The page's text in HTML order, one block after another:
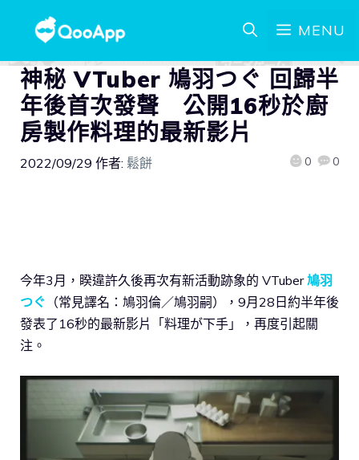
MENU
神秘 VTuber 鳩羽つぐ 回歸半
年後首次發聲 公開16秒於廚
房製作料理的最新影片
2022/09/29 作者: 鬆餅 0 0
今年3月，睽違許久後再次有新活動跡象的 VTuber鳩羽
つぐ （常見譯名：鳩羽倫／鳩羽嗣），9月28日約半年後
發表了16秒的最新影片「料理が下手」，再度引起關
注。